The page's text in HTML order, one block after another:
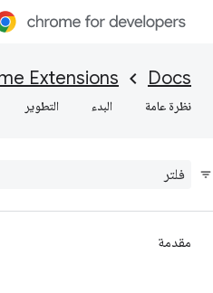
Docs
Extensions
نظرة عامة البدء التطوير
مقدمة